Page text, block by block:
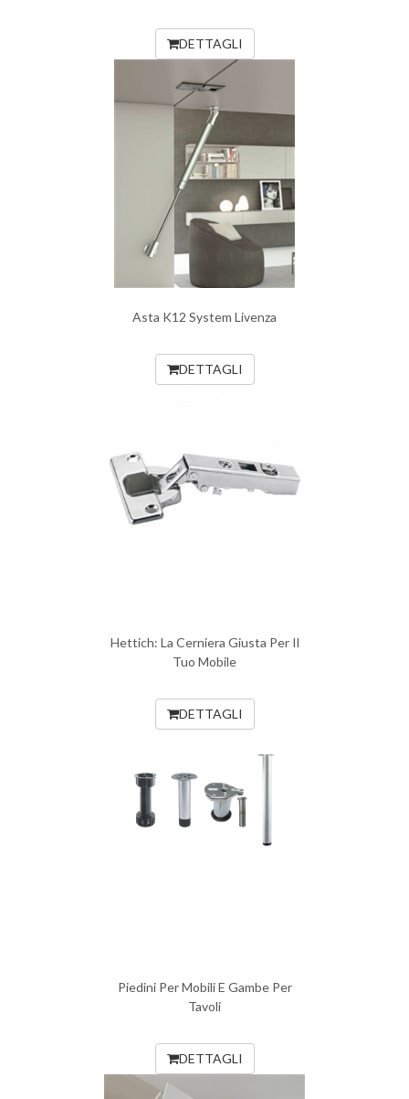
DETTAGLI
Asta K12 System Livenza
DETTAGLI
Hettich: La Cerniera Giusta Per Il
Tuo Mobile
DETTAGLI
Piedini Per Mobili E Gambe Per
Tavoli
DETTAGLI